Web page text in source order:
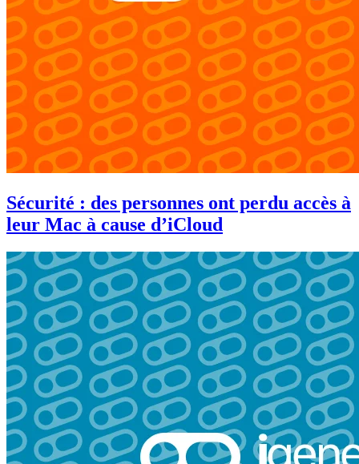
Sécurité : des personnes ont perdu accès à
leur Mac à cause d’iCloud